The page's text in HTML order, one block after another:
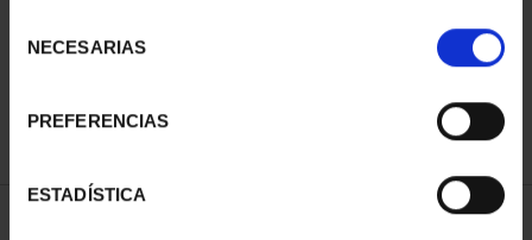
NECESARIAS
PREFERENCIAS
ESTADÍSTICA
73,00 €